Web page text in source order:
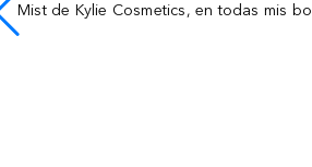
Mist de Kylie Cosmetics, en todas mis